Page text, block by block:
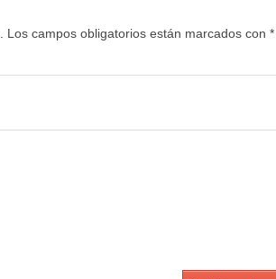
Los campos obligatorios están marcados con *